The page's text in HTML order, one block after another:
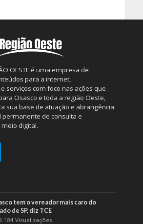
OESTE é uma empresa de
para a internet,
serviços com foco nas ações que
Osasco e toda a região Oeste,
sua base de atuação e abrangência.
permanente de consulta e
digital.
tem o vereador mais caro do
de SP, diz TCE
Visualizações